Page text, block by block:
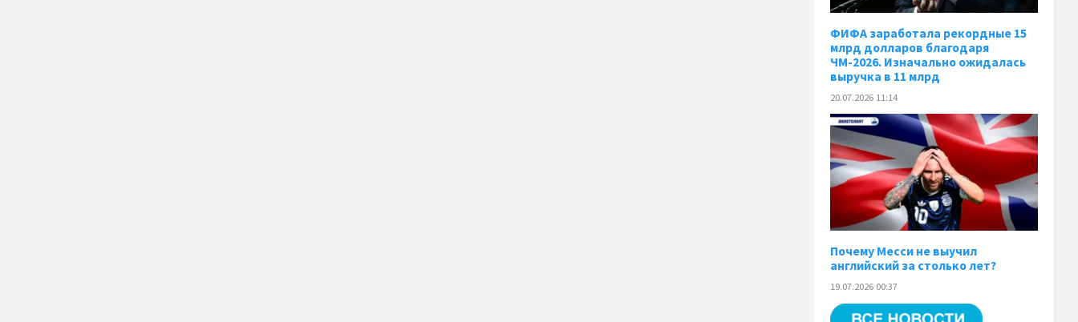
ФИФА заработала рекордные 15
млрд долларов благодаря
ЧМ-2026. Изначально ожидалась
выручка в 11 млрд
20.07.2026 11:14
Почему Месси не выучил
английский за столько лет?
19.07.2026 00:37